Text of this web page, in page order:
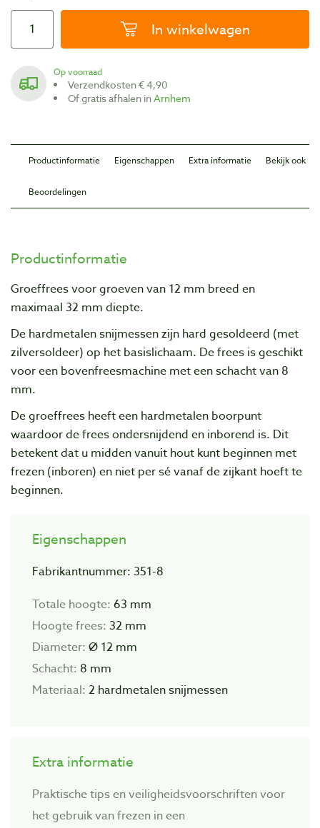
In winkelwagen
Op voorraad
Verzendkosten € 4,90
Of gratis afhalen inArnhem
Productinformatie Eigenschappen Extra informatie Bekijk ook
Beoordelingen
Productinformatie
Groeffrees voor groeven van 12 mm breed en
maximaal 32 mm diepte.
De hardmetalen snijmessen zijn hard gesoldeerd (met
zilversoldeer) op het basislichaam. De frees is geschikt
voor een bovenfreesmachine met een schacht van 8
mm.
De groeffrees heeft een hardmetalen boorpunt
waardoor de frees ondersnijdend en inborend is. Dit
betekent dat u midden vanuit hout kunt beginnen met
frezen (inboren) en niet per sé vanaf de zijkant hoeft te
beginnen.
Eigenschappen
Fabrikantnummer: 351-8
Totale hoogte: 63 mm
Hoogte frees: 32 mm
Diameter: Ø 12 mm
Schacht: 8 mm
Materiaal: 2 hardmetalen snijmessen
Extra informatie
Praktische tips en veiligheidsvoorschriften voor
het gebruik van frezen in een